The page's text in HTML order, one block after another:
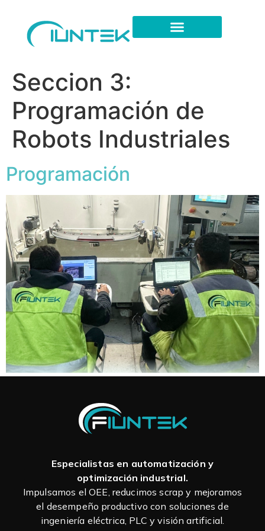
Seccion 3:
Programación de
Robots Industriales
Programación
Especialistas en automatización y
optimización industrial.
Impulsamos el OEE, reducimos scrap y mejoramos
el desempeño productivo con soluciones de
ingeniería eléctrica, PLC y visión artificial.